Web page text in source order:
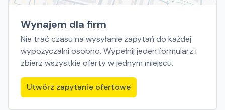
Wynajem dla firm
Nie trać czasu na wysyłanie zapytań do każdej
wypożyczalni osobno. Wypełnij jeden formularz i
zbierz wszystkie oferty w jednym miejscu.
Utwórz zapytanie ofertowe